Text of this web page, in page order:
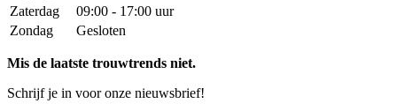
Zaterdag
09:00 - 17:00 uur
Zondag
Gesloten
Mis de laatste trouwtrends niet.
Schrijf je in voor onze nieuwsbrief!